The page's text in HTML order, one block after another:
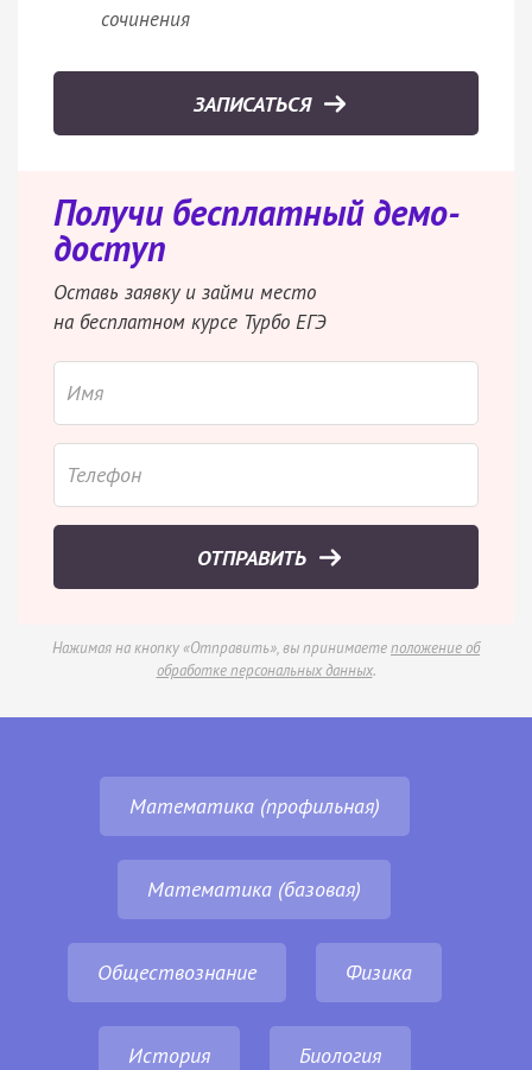
сочинения
ЗАПИСАТЬСЯ
Получи бесплатный демо-
доступ
Оставь заявку и займи место
на бесплатном курсе Турбо ЕГЭ
ОТПРАВИТЬ
Нажимая на кнопку «Отправить», вы принимаетеположение об
обработке персональных данных.
Математика (профильная)
Математика (базовая)
Обществознание Физика
История Биология